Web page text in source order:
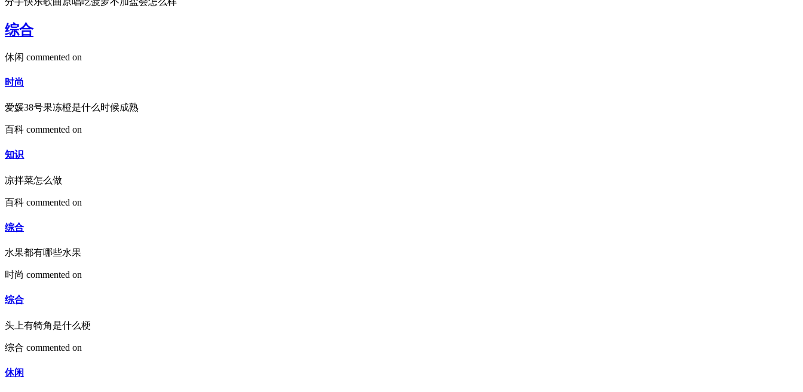
综合
休闲 commented on
时尚
爱媛38号果冻橙是什么时候成熟
百科 commented on
知识
凉拌菜怎么做
百科 commented on
综合
水果都有哪些水果
时尚 commented on
综合
头上有犄角是什么梗
综合 commented on
休闲